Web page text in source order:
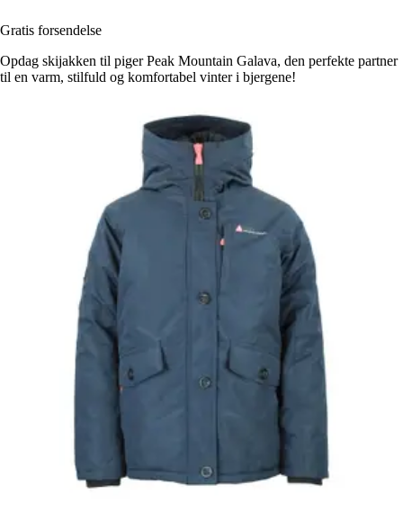
Gratis forsendelse
Opdag skijakken til piger Peak Mountain Galava, den perfekte partner
til en varm, stilfuld og komfortabel vinter i bjergene!